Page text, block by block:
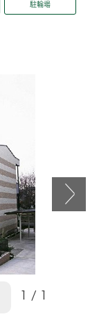
駐輪場
1 / 1